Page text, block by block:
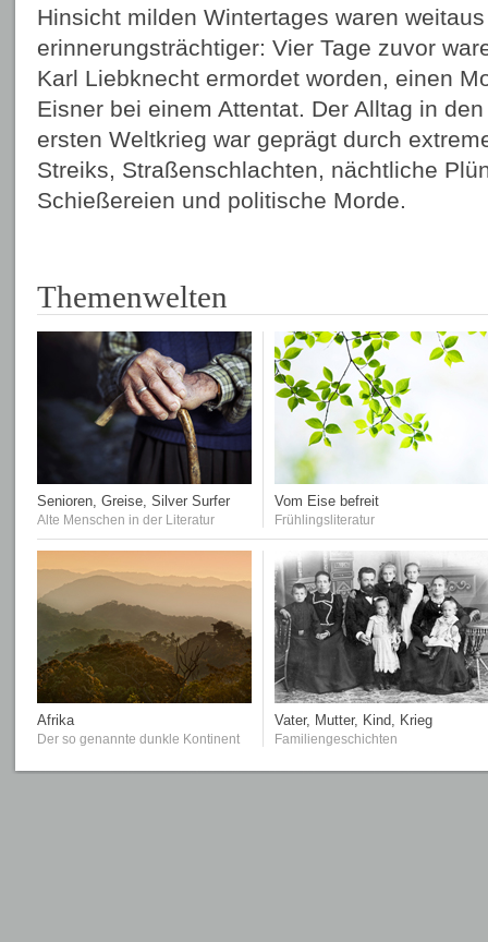
Hinsicht milden Wintertages waren
erinnerungsträchtiger: Vier Tage zuvor
Karl Liebknecht ermordet worden, einen
Eisner bei einem Attentat. Der Alltag in
ersten Weltkrieg war geprägt durch
Streiks, Straßenschlachten, nächtliche
Schießereien und politische Morde.
Themenwelten
Senioren, Greise, Silver Surfer
Alte Menschen in der Literatur
Vom Eise befreit
Frühlingsliteratur
Afrika
Der so genannte dunkle Kontinent
Vater, Mutter, Kind, Krieg
Familiengeschichten